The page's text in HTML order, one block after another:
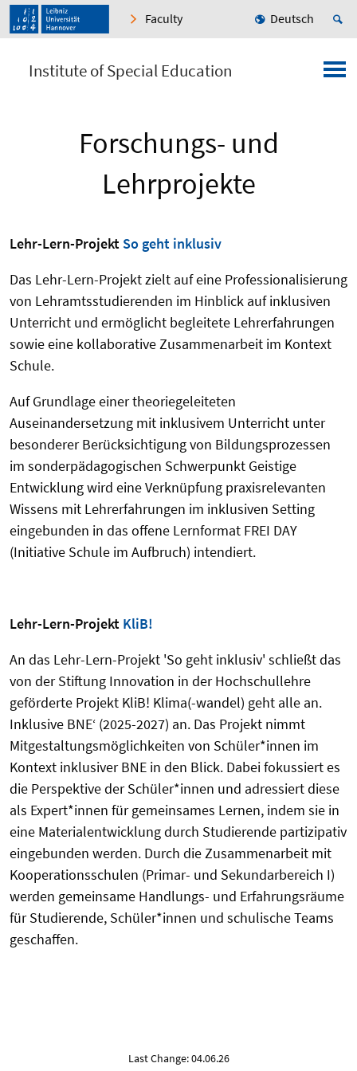
Faculty Deutsch
Institute of Special Education
Forschungs- und
Lehrprojekte
Lehr-Lern-Projekt So geht inklusiv
Das Lehr-Lern-Projekt zielt auf eine Professionalisierung
von Lehramtsstudierenden im Hinblick auf inklusiven
Unterricht und ermöglicht begleitete Lehrerfahrungen
sowie eine kollaborative Zusammenarbeit im Kontext
Schule.
Auf Grundlage einer theoriegeleiteten
Auseinandersetzung mit inklusivem Unterricht unter
besonderer Berücksichtigung von Bildungsprozessen
im sonderpädagogischen Schwerpunkt Geistige
Entwicklung wird eine Verknüpfung praxisrelevanten
Wissens mit Lehrerfahrungen im inklusiven Setting
eingebunden in das offene Lernformat FREI DAY
(Initiative Schule im Aufbruch) intendiert.
Lehr-Lern-Projekt KliB!
An das Lehr-Lern-Projekt 'So geht inklusiv' schließt das
von der Stiftung Innovation in der Hochschullehre
geförderte Projekt KliB! Klima(-wandel) geht alle an.
Inklusive BNE‘ (2025-2027) an. Das Projekt nimmt
Mitgestaltungsmöglichkeiten von Schüler*innen im
Kontext inklusiver BNE in den Blick. Dabei fokussiert es
die Perspektive der Schüler*innen und adressiert diese
als Expert*innen für gemeinsames Lernen, indem sie in
eine Materialentwicklung durch Studierende partizipativ
eingebunden werden. Durch die Zusammenarbeit mit
Kooperationsschulen (Primar- und Sekundarbereich I)
werden gemeinsame Handlungs- und Erfahrungsräume
für Studierende, Schüler*innen und schulische Teams
geschaffen.
Last Change: 04.06.26